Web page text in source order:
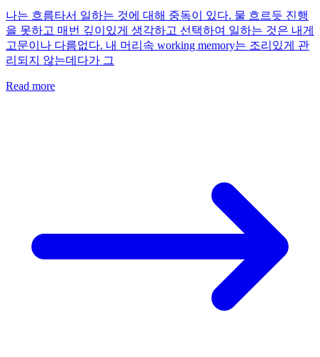
나는 흐름타서 일하는 것에 대해 중독이 있다. 물 흐르듯 진행
을 못하고 매번 깊이있게 생각하고 선택하여 일하는 것은 내게
고문이나 다름없다. 내 머리속 working memory는 조리있게 관
리되지 않는데다가 그
Read more